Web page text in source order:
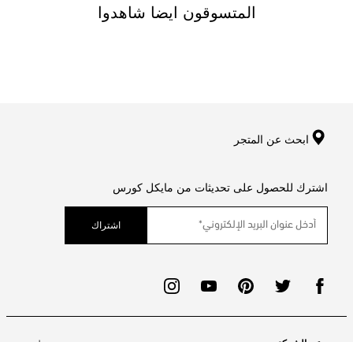
المتسوقون ايضا شاهدوا
ابحث عن المتجر
اشترك للحصول على تحديثات من مايكل كورس
اشتراك